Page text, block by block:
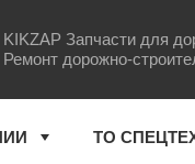
KIKZAP Запчасти для
Ремонт дорожно-
ТО